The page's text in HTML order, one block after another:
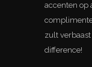
accenten op
zult
difference!